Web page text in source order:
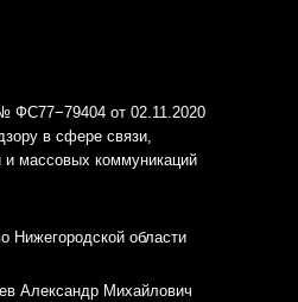
ФС77−79404 от 02.11.2020
в сфере связи,
массовых коммуникаций
Нижегородской области
Александр Михайлович